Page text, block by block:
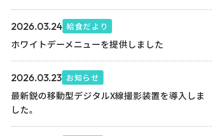
診療実績
2026.03.24 給食だより
ホワイトデーメニューを提供しました
2026.03.23 お知らせ
最新鋭の移動型デジタルX線撮影装置を導入しま
した。